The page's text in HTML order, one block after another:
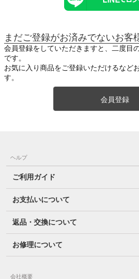
まだご登録がお済みでないお客
会員登録をしていただきますと、二度目
です。
お気に入り商品をご登録いただけるなど
す。
会員登録
ヘルプ
ご利用ガイド
お支払いについて
返品・交換について
お修理について
会社概要